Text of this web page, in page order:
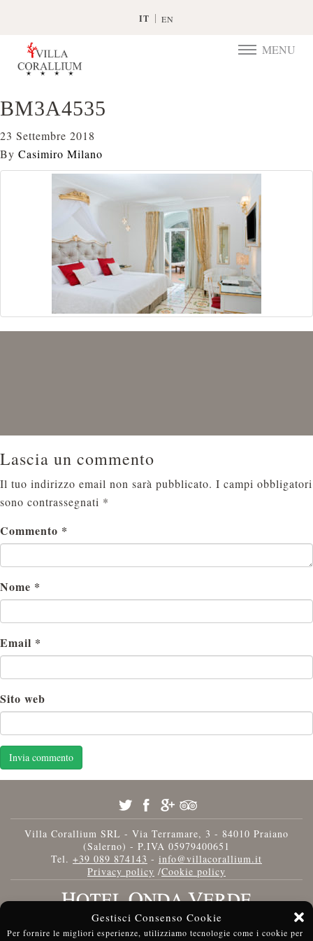
Gestisci Consenso Cookie
Per fornire le migliori esperienze, utilizziamo tecnologie come i cookie per
IT EN
TOGGLE
MENU
BM3A4535
23 Settembre 2018
By Casimiro Milano
Lascia un commento
Il tuo indirizzo email non sarà pubblicato. I campi obbligatori
sono contrassegnati *
Commento *
Nome *
Email *
Sito web
Villa Corallium SRL - Via Terramare, 3 - 84010 Praiano
(Salerno) - P.IVA 05979400651
Tel. +39 089 874143 - info@villacorallium.it
Privacy policy /Cookie policy